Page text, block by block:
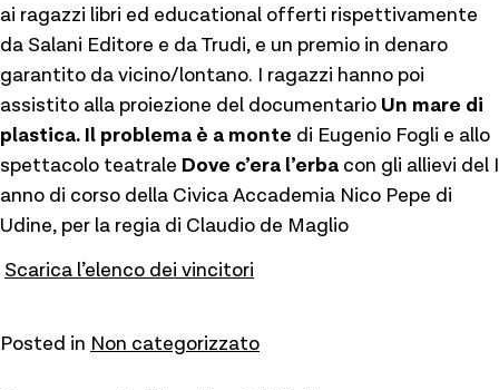
ai ragazzi libri ed educational offerti rispettivamente
da Salani Editore e da Trudi, e un premio in denaro
garantito da vicino/lontano. I ragazzi hanno poi
assistito alla proiezione del documentario Un mare di
plastica. Il problema è a monte di Eugenio Fogli e allo
spettacolo teatrale Dove c’era l’erba con gli allievi del I
anno di corso della Civica Accademia Nico Pepe di
Udine, per la regia di Claudio de Maglio
Scarica l’elenco dei vincitori
Posted in Non categorizzato